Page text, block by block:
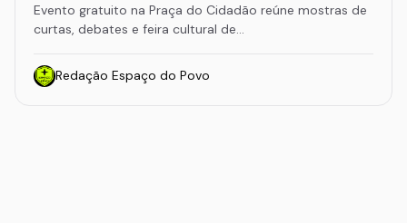
Evento gratuito na Praça do Cidadão reúne mostras de
curtas, debates e feira cultural de…
Redação Espaço do Povo